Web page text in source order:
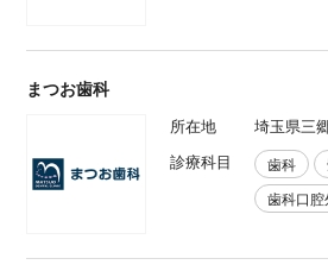
まつお歯科
所在地
埼玉県三
診療科目
歯科
歯科口腔